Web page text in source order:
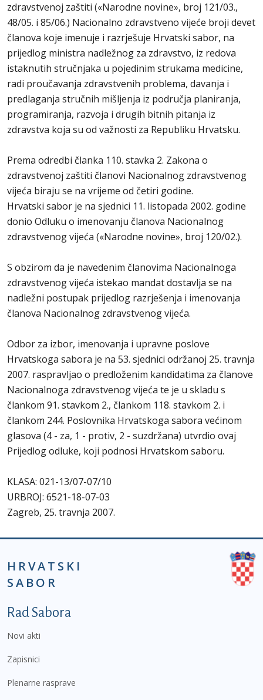
zdravstvenoj zaštiti («Narodne novine», broj 121/03.,
48/05. i 85/06.) Nacionalno zdravstveno vijeće broji devet
članova koje imenuje i razrješuje Hrvatski sabor, na
prijedlog ministra nadležnog za zdravstvo, iz redova
istaknutih stručnjaka u pojedinim strukama medicine,
radi proučavanja zdravstvenih problema, davanja i
predlaganja stručnih mišljenja iz područja planiranja,
programiranja, razvoja i drugih bitnih pitanja iz
zdravstva koja su od važnosti za Republiku Hrvatsku.
Prema odredbi članka 110. stavka 2. Zakona o
zdravstvenoj zaštiti članovi Nacionalnog zdravstvenog
vijeća biraju se na vrijeme od četiri godine.
Hrvatski sabor je na sjednici 11. listopada 2002. godine
donio Odluku o imenovanju članova Nacionalnog
zdravstvenog vijeća («Narodne novine», broj 120/02.).
S obzirom da je navedenim članovima Nacionalnoga
zdravstvenog vijeća istekao mandat dostavlja se na
nadležni postupak prijedlog razrješenja i imenovanja
članova Nacionalnog zdravstvenog vijeća.
Odbor za izbor, imenovanja i upravne poslove
Hrvatskoga sabora je na 53. sjednici održanoj 25. travnja
2007. raspravljao o predloženim kandidatima za članove
Nacionalnoga zdravstvenog vijeća te je u skladu s
člankom 91. stavkom 2., člankom 118. stavkom 2. i
člankom 244. Poslovnika Hrvatskoga sabora većinom
glasova (4 - za, 1 - protiv, 2 - suzdržana) utvrdio ovaj
Prijedlog odluke, koji podnosi Hrvatskom saboru.
KLASA: 021-13/07-07/10
URBROJ: 6521-18-07-03
Zagreb, 25. travnja 2007.
HRVATSKI
SABOR
Podnožje prvi izbornik
Rad Sabora
Novi akti
Zapisnici
Plenarne rasprave